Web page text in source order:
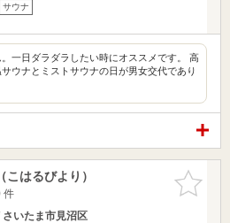
サウナ
一日ダラダラしたい時にオススメです。 高
ウナとミストサウナの日が男女交代であり
お気に入
りに追加
はるびより）
件
さいたま市見沼区